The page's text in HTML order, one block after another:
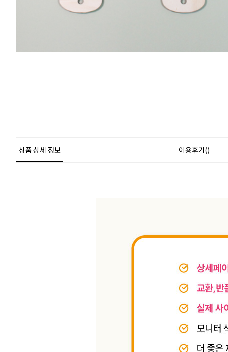
상품 상세 정보 이용후기()